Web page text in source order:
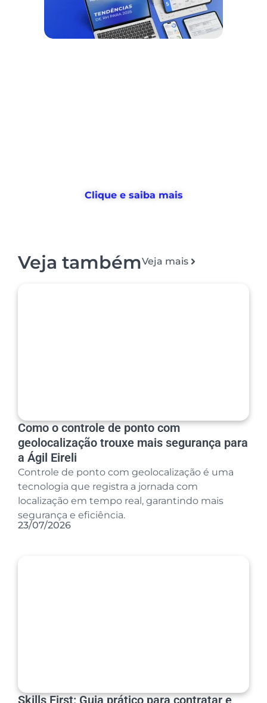
Clique e saiba mais
Veja tambémVeja mais
Como o controle de ponto com
geolocalização trouxe mais segurança para
a Ágil Eireli
Controle de ponto com geolocalização é uma
tecnologia que registra a jornada com
localização em tempo real, garantindo mais
segurança e eficiência.
23/07/2026
Skills First: Guia prático para contratar e